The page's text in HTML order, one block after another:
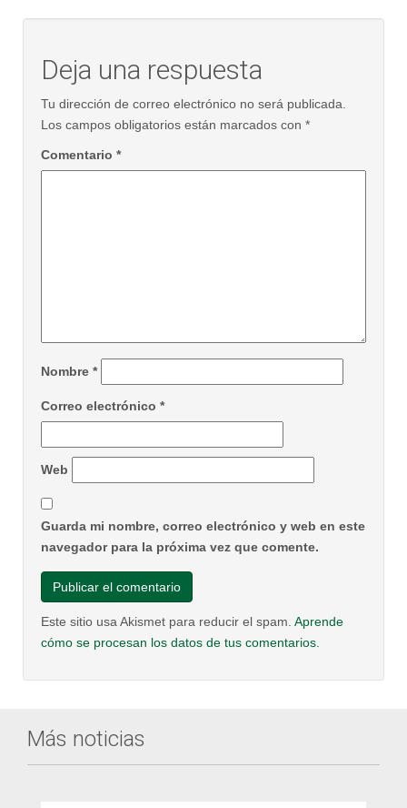
Deja una respuesta
Tu dirección de correo electrónico no será publicada.
Los campos obligatorios están marcados con *
Comentario *
Nombre *
Correo electrónico *
Web
Guarda mi nombre, correo electrónico y web en este
navegador para la próxima vez que comente.
Este sitio usa Akismet para reducir el spam. Aprende
cómo se procesan los datos de tus comentarios.
Más noticias